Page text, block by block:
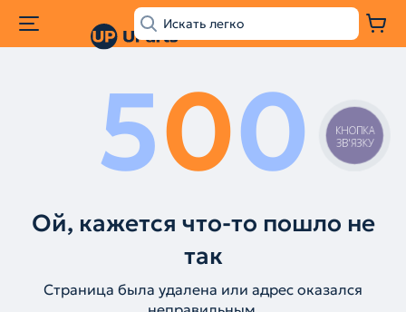
500
Ой, кажется что-то пошло не
так
Страница была удалена или адрес оказался
КНОПКА
ЗВ'ЯЗКУ